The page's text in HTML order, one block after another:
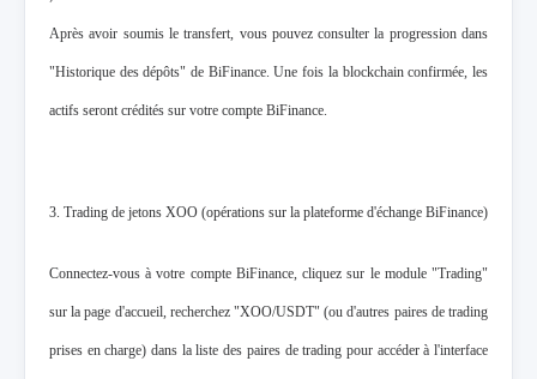
Après avoir soumis le transfert, vous pouvez consulter la progression dans
"Historique des dépôts" de BiFinance. Une fois la blockchain confirmée, les
actifs seront crédités sur votre compte BiFinance.
3. Trading de jetons XOO (opérations sur la plateforme d'échange BiFinance)
Connectez-vous à votre compte BiFinance, cliquez sur le module "Trading"
sur la page d'accueil, recherchez "XOO/USDT" (ou d'autres paires de trading
prises en charge) dans la liste des paires de trading pour accéder à l'interface